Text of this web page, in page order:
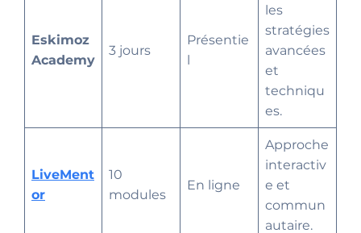
Eskimoz
Academy
3 jours
Présentie
l
les
stratégies
avancées
et
techniqu
es.
LiveMent
or
10
modules
En ligne
Approche
interactiv
e et
commun
autaire.